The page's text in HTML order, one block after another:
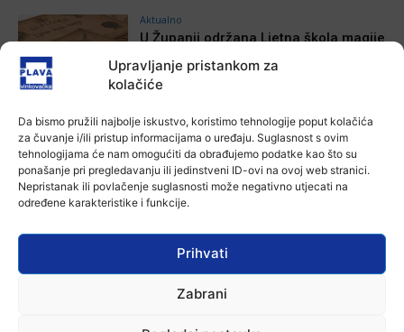
Upravljanje pristankom za
kolačiće
Da bismo pružili najbolje iskustvo, koristimo tehnologije poput kolačića
za čuvanje i/ili pristup informacijama o uređaju. Suglasnost s ovim
tehnologijama će nam omogućiti da obrađujemo podatke kao što su
ponašanje pri pregledavanju ili jedinstveni ID-ovi na ovoj web stranici.
Nepristanak ili povlačenje suglasnosti može negativno utjecati na
određene karakteristike i funkcije.
Prihvati
Zabrani
Aktualno
U Županji održana Ljetna škola magije
Aktualno
Zbog niskog vodostaja otežana
plovidba na Dunavu
Ana Tokić - 6 kolovoza, 2026